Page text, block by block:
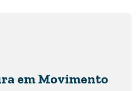
em Movimento